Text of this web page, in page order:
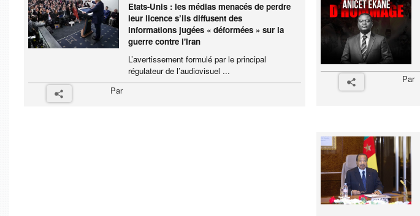
Etats-Unis : les médias menacés de perdre
leur licence s’ils diffusent des
informations jugées « déformées » sur la
guerre contre l'Iran
L’avertissement formulé par le principal
régulateur de l’audiovisuel ...
Par
Par